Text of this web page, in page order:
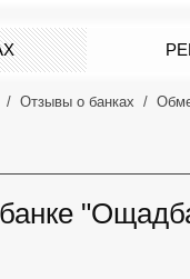
Отзывы о банках